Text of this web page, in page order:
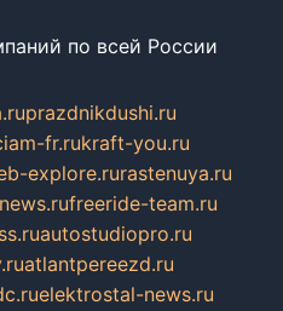
по всей России
prazdnikdushi.ru
fr.rukraft-you.ru
explore.rurastenuya.ru
freeride-team.ru
autostudiopro.ru
atlantpereezd.ru
elektrostal-news.ru